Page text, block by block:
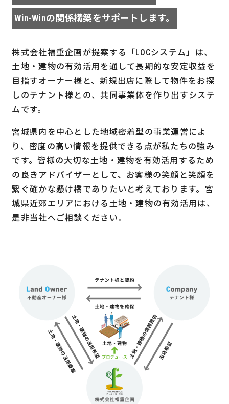
Win-Winの関係構築をサポートします。
株式会社福重企画が提案する「LOCシステム」は、
土地・建物の有効活用を通して長期的な安定収益を
目指すオーナー様と、新規出店に際して物件をお探
しのテナント様との、共同事業体を作り出すシステ
ムです。
宮城県内を中心とした地域密着型の事業運営によ
り、密度の高い情報を提供できる点が私たちの強み
です。皆様の大切な土地・建物を有効活用するため
の良きアドバイザーとして、お客様の笑顔と笑顔を
繋ぐ確かな懸け橋でありたいと考えております。宮
城県近郊エリアにおける土地・建物の有効活用は、
是非当社へご相談ください。